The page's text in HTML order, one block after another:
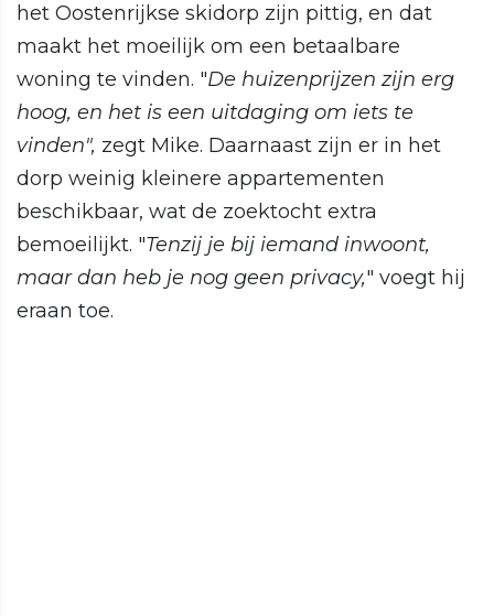
het Oostenrijkse skidorp zijn pittig, en dat
maakt het moeilijk om een betaalbare
woning te vinden. "De huizenprijzen zijn erg
hoog, en het is een uitdaging om iets te
vinden", zegt Mike. Daarnaast zijn er in het
dorp weinig kleinere appartementen
beschikbaar, wat de zoektocht extra
bemoeilijkt. "Tenzij je bij iemand inwoont,
maar dan heb je nog geen privacy," voegt hij
eraan toe.